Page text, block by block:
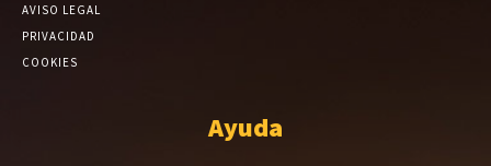
AVISO LEGAL
PRIVACIDAD
COOKIES
Ayuda